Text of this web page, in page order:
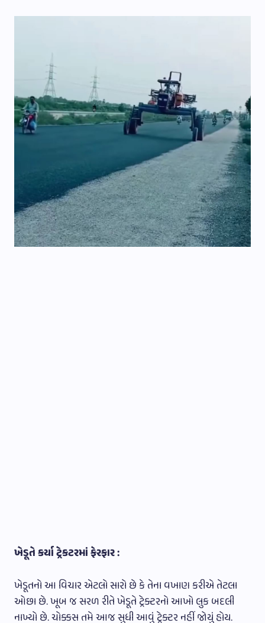
ખેડૂતે કર્યા ટ્રેકટરમાં ફેરફાર :
ખેડૂતનો આ વિચાર એટલો સારો છે કે તેના વખાણ કરીએ તેટલા
ઓછા છે. ખૂબ જ સરળ રીતે ખેડૂતે ટ્રેક્ટરનો આખો લુક બદલી
નાખ્યો છે. ચોક્કસ તમે આજ સુધી આવું ટ્રેક્ટર નહીં જોયું હોય.